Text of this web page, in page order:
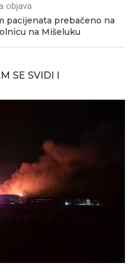
objava
pacijenata prebačeno na
na Mišeluku
SE SVIDI I